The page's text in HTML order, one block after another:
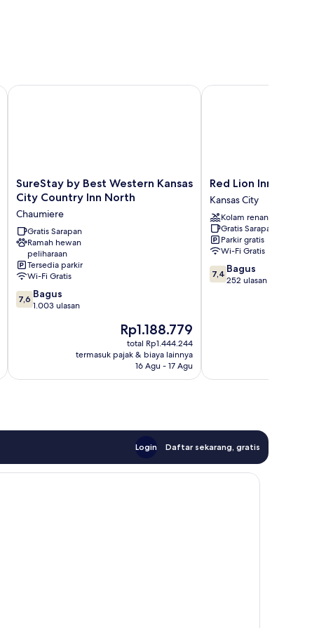
SureStay
by
Best
Western
Kansas
City
Country
Inn
North
Chaumiere
SureStay by Best Western Kansas
City Country Inn North
Chaumiere
Gratis Sarapan
Ramah hewan
peliharaan
Tersedia parkir
Wi-Fi Gratis
7.6
dari
7,6 Bagus
1.003 ulasan
Harga
sekarang
Rp1.188.779
Rp1.188.779
total Rp1.444.244
termasuk pajak & biaya lainnya
16 Agu - 17 Agu
SureStay by Best Western Kansas City Country Inn North
Red
Lion
Inn
&
Suites
Kansas
City
Kansas
City
Red Lion Inn &
Kansas City
Kolam renang
Gratis Sarapan
Parkir gratis
Wi-Fi Gratis
7.4
dari
7,4 Bagus
252 ulasan
Red Lion Inn & Suites
Login Daftar sekarang, gratis